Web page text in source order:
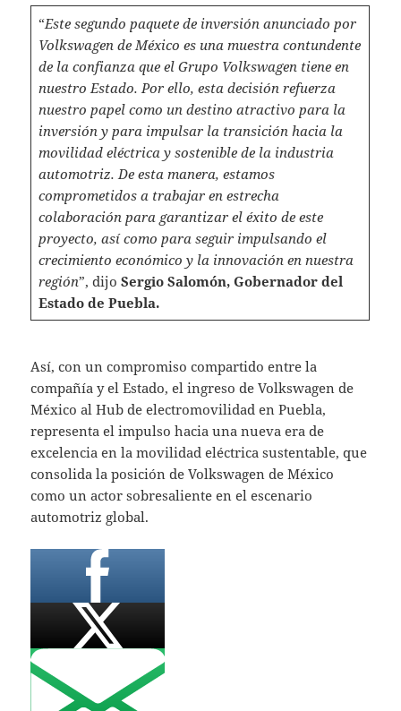
“Este segundo paquete de inversión anunciado por
Volkswagen de México es una muestra contundente
de la confianza que el Grupo Volkswagen tiene en
nuestro Estado. Por ello, esta decisión refuerza
nuestro papel como un destino atractivo para la
inversión y para impulsar la transición hacia la
movilidad eléctrica y sostenible de la industria
automotriz. De esta manera, estamos
comprometidos a trabajar en estrecha
colaboración para garantizar el éxito de este
proyecto, así como para seguir impulsando el
crecimiento económico y la innovación en nuestra
región”, dijo Sergio Salomón, Gobernador del
Estado de Puebla.
Así, con un compromiso compartido entre la
compañía y el Estado, el ingreso de Volkswagen de
México al Hub de electromovilidad en Puebla,
representa el impulso hacia una nueva era de
excelencia en la movilidad eléctrica sustentable, que
consolida la posición de Volkswagen de México
como un actor sobresaliente en el escenario
automotriz global.